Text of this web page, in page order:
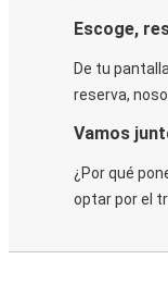
Escoge,
De tu
reserva,
Vamos
¿Por qué
optar por el